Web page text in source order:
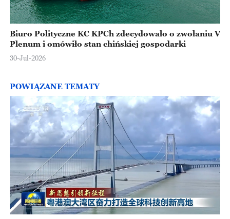
Biuro Polityczne KC KPCh zdecydowało o zwołaniu V
Plenum i omówiło stan chińskiej gospodarki
30-Jul-2026
POWIĄZANE TEMATY